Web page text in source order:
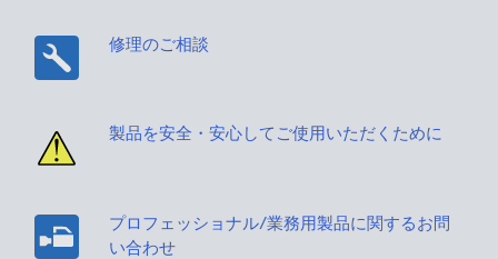
修理のご相談
製品を安全・安心してご使用いただくために
プロフェッショナル/業務用製品に関するお問
い合わせ